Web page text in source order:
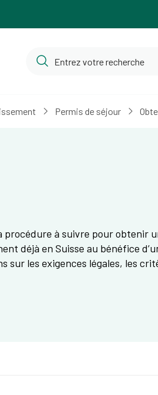
Permis de séjour
à suivre pour obtenir
déjà en Suisse au bénéfice
les exigences légales, les